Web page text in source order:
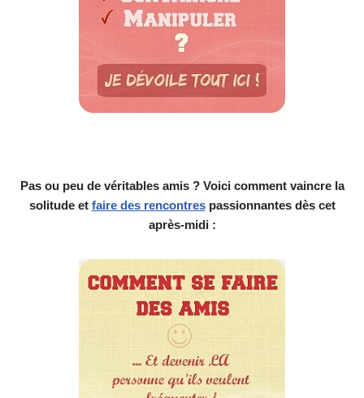
Pas ou peu de véritables amis ? Voici comment vaincre la
solitude et faire des rencontrespassionnantes dès cet
après-midi :